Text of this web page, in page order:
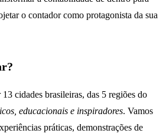
o contador como protagonista da sua
cidades brasileiras, das 5 regiões do
educacionais e inspiradores. Vamos
práticas, demonstrações de